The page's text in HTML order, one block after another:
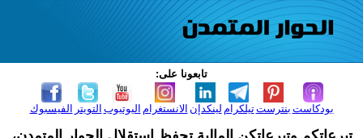
تابعونا على:
الفيسبوك التويتر اليوتيوب الانستغرام لينكدإن تيلكرامبنترست بودكاست